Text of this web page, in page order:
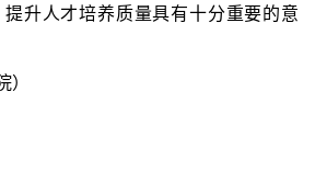
提升人才培养质量具有十分重要的意
）